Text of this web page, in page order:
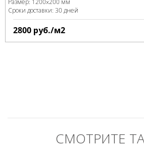
Сроки доставки: 30 дней
2800 руб./м2
СМОТРИТЕ